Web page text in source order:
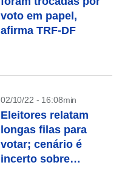
voto em papel,
afirma TRF-DF
02/10/22 - 16:08min
Eleitores relatam
longas filas para
votar; cenário é
incerto sobre